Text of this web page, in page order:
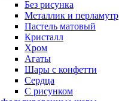
Без рисунка
Металлик и перламутр
Пастель матовый
Кристалл
Хром
Агаты
Шары с конфетти
Сердца
С рисунком